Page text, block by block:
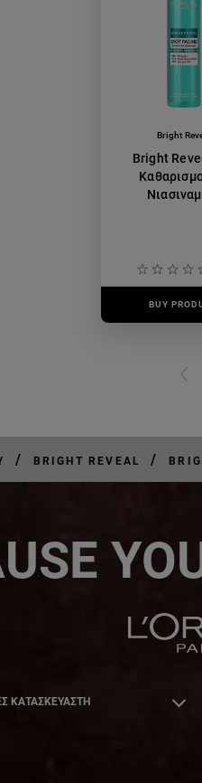
Bright
Bright
BUY
/ BRIGHT REVEAL /
ΚΑΤΑΣΚΕΥΑΣΤΗ